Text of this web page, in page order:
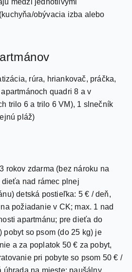
medzi jednotlivými
rúra, hriankovač, práčka,
quadri 8 a v
rokov zdarma (bez nároku na
nad rámec plnej
detská postieľka: 5 € / deň,
požiadanie v CK; max. 1 nad
apartmánu; pre dieťa do
pobyt so psom (do 25 kg) je
a za poplatok 50 € za pobyt,